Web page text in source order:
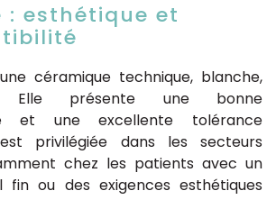
: esthétique et
céramique technique, blanche,
Elle présente une bonne
et une excellente tolérance
privilégiée dans les secteurs
chez les patients avec un
fin ou des exigences esthétiques